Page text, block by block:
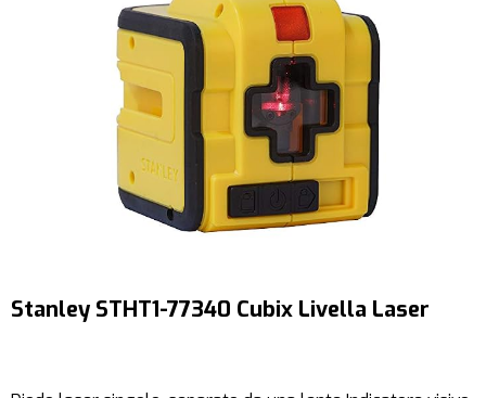
Stanley STHT1-77340 Cubix Livella Laser